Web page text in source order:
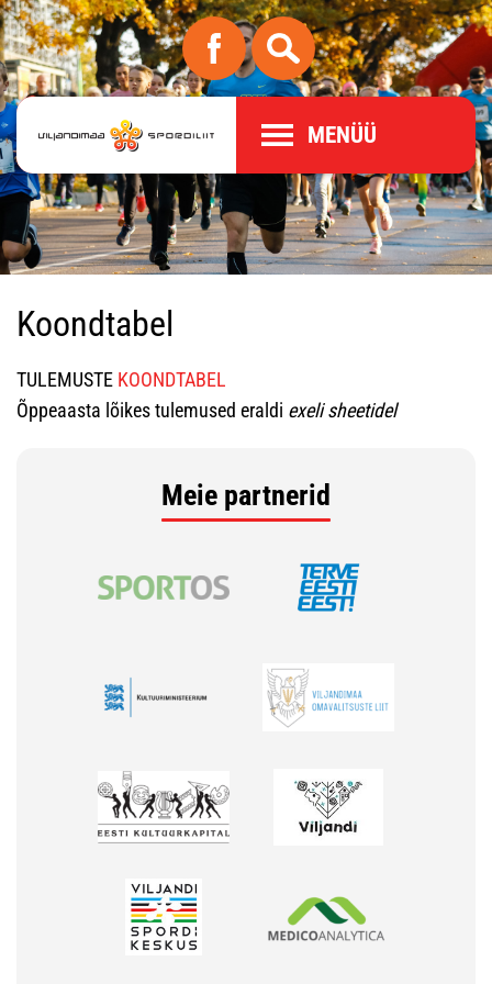
MENÜÜ
Koondtabel
TULEMUSTE KOONDTABEL
Õppeaasta lõikes tulemused eraldi exeli sheetidel
Meie partnerid